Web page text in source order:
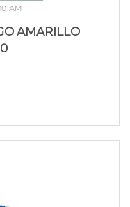
AMARILLO